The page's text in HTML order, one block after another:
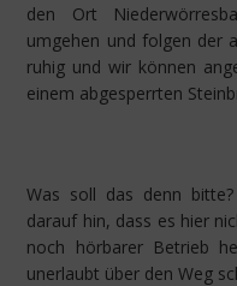
den Ort
umgehen und folgen der
ruhig und wir können
einem abgesperrten
Was soll das denn
darauf hin, dass es hier
noch hörbarer Betrieb
unerlaubt über den Weg